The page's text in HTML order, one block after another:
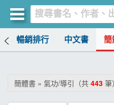
暢銷排行 中文書 簡
簡體書 » 氣功/導引（共 443 筆）
買書網